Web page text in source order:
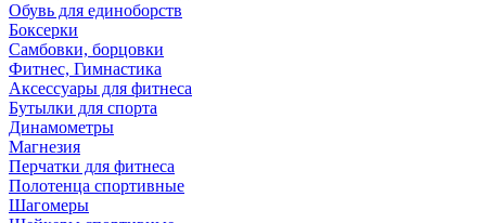
Обувь для единоборств
Боксерки
Самбовки, борцовки
Фитнес, Гимнастика
Аксессуары для фитнеса
Бутылки для спорта
Динамометры
Магнезия
Перчатки для фитнеса
Полотенца спортивные
Шагомеры